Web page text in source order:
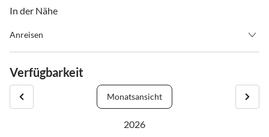
In der Nähe
Anreisen
Via München – Salzburg: A10 Tauernautobahn: Abfahrt “Knoten
Ennstal” Richtung Graz, weiter auf der Ennstalbundesstraße bis
Schladming (ca. 20 km), Abzweigung Ramsau
Verfügbarkeit
Monatsansicht
2026